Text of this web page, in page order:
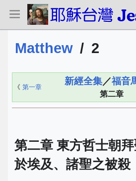
Matthew / 2
《 第一章
新經全集／福音
第二章
第二章 東方哲士朝
於埃及、諸聖之被殺